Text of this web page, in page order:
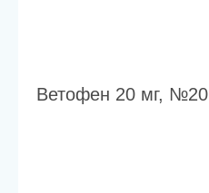
Ветофен 20 мг, №20